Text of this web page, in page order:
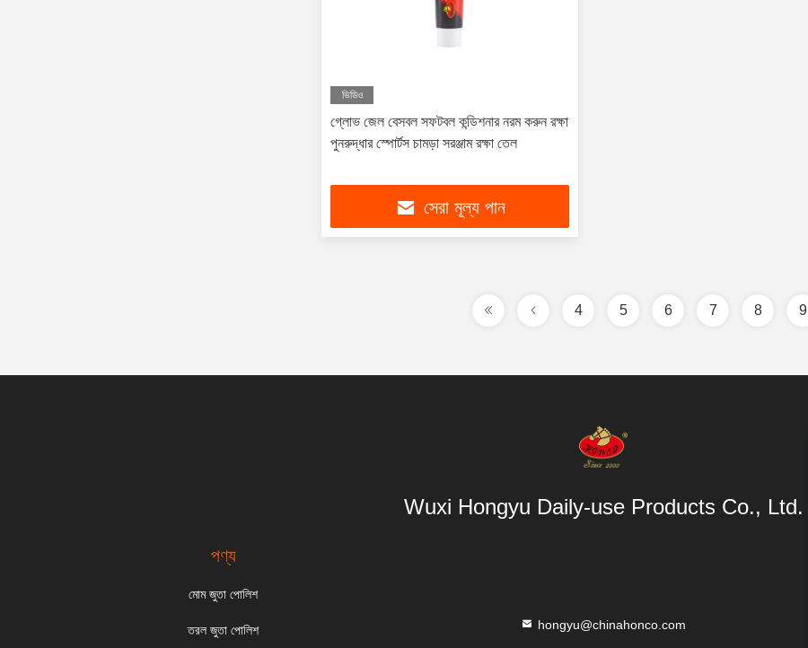
ভিডিও
গ্লোভ জেল বেসবল সফটবল কন্ডিশনার নরম করুন রক্ষা
পুনরুদ্ধার স্পোর্টস চামড়া সরঞ্জাম রক্ষা তেল
সেরা মূল্য পান
4 5 6 7 8 9
Wuxi Hongyu Daily-use Products Co., Ltd.
পণ্য
মোম জুতা পোলিশ
তরল জুতা পোলিশ hongyu@chinahonco.com